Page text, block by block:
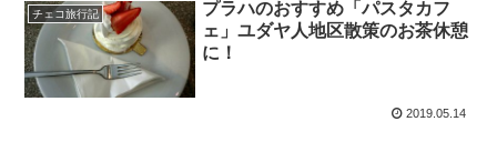
チェコ旅行記
プラハのおすすめ「パスタカフ
ェ」ユダヤ人地区散策のお茶休憩
に！
2019.05.14